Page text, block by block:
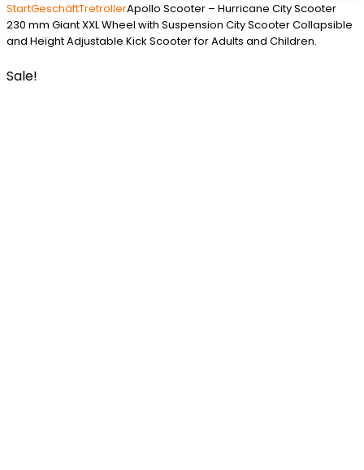
StartGeschäftTretrollerApollo Scooter – Hurricane City Scooter
230 mm Giant XXL Wheel with Suspension City Scooter Collapsible
and Height Adjustable Kick Scooter for Adults and Children.
Sale!